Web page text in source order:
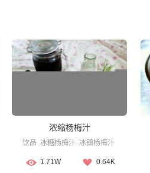
浓缩杨梅汁
饮品 冰糖杨梅汁 冰镇杨梅汁
1.71W 0.64K